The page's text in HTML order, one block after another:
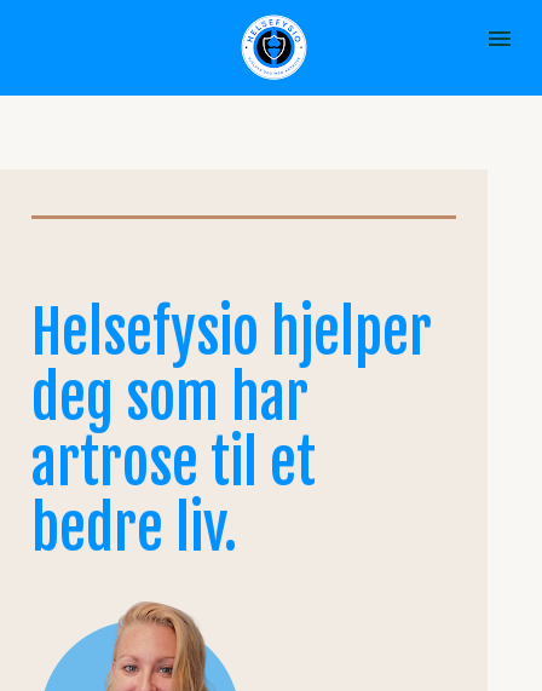
Helsefysio hjelper
deg som har
artrose til et
bedre liv.